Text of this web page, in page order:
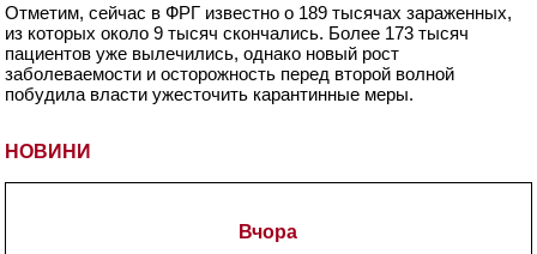
НОВИНИ
Вчора
Отметим, сейчас в ФРГ известно о 189 тысячах зараженных,
из которых около 9 тысяч скончались. Более 173 тысяч
пациентов уже вылечились, однако новый рост
заболеваемости и осторожность перед второй волной
побудила власти ужесточить карантинные меры.